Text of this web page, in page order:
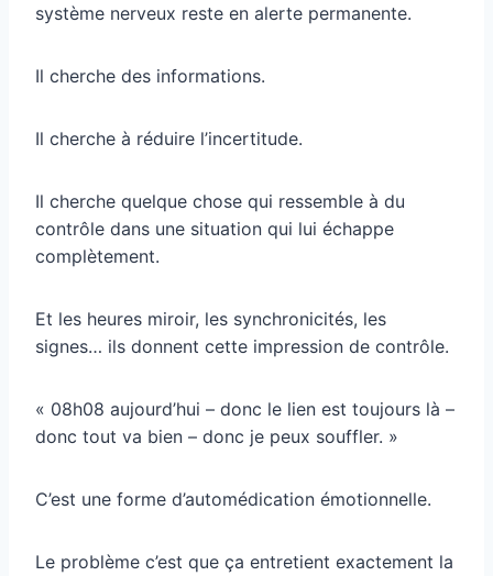
système nerveux reste en alerte permanente.
Il cherche des informations.
Il cherche à réduire l’incertitude.
Il cherche quelque chose qui ressemble à du
contrôle dans une situation qui lui échappe
complètement.
Et les heures miroir, les synchronicités, les
signes… ils donnent cette impression de contrôle.
« 08h08 aujourd’hui – donc le lien est toujours là –
donc tout va bien – donc je peux souffler. »
C’est une forme d’automédication émotionnelle.
Le problème c’est que ça entretient exactement la